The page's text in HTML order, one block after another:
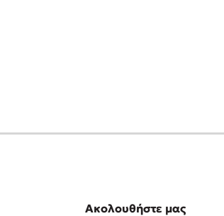
Ακολουθήστε μας